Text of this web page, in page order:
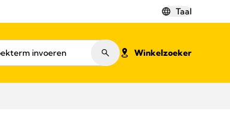
Taal
Winkelzoeker